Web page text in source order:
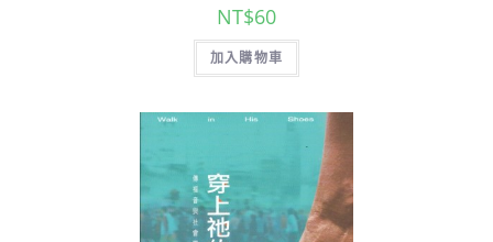
NT$60
加入購物車